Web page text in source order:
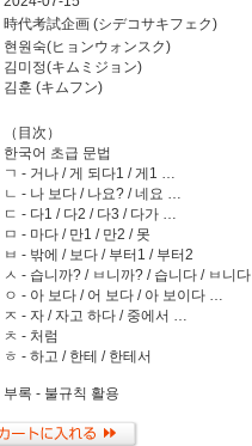
時代考試企画 (シデコサキフェク)
현원숙(ヒョンウォンスク)
김미정(キムミジョン)
김훈 (キムフン)
（目次）
한국어 초급 문법
ㄱ - 거나 / 게 되다1 / 게1 …
ㄴ - 나 보다 / 나요? / 네요 …
ㄷ - 다1 / 다2 / 다3 / 다가 …
ㅁ - 마다 / 만1 / 만2 / 못
ㅂ - 밖에 / 보다 / 부터1 / 부터2
ㅅ - 습니까? / ㅂ니까? / 습니다 / ㅂ니다
ㅇ - 아 보다 / 어 보다 / 아 보이다 …
ㅈ - 자 / 자고 하다 / 중에서 …
ㅊ - 처럼
ㅎ - 하고 / 한테 / 한테서
부록 - 불규칙 활용